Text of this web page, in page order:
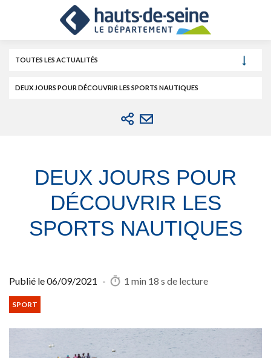
TOUTES LES ACTUALITÉS
DEUX JOURS POUR DÉCOUVRIR LES SPORTS NAUTIQUES
DEUX JOURS POUR
DÉCOUVRIR LES
SPORTS NAUTIQUES
Publié le06/09/2021 - 1 min 18 s de lecture
SPORT
Cookies et traceurs utilisés sur ce site.